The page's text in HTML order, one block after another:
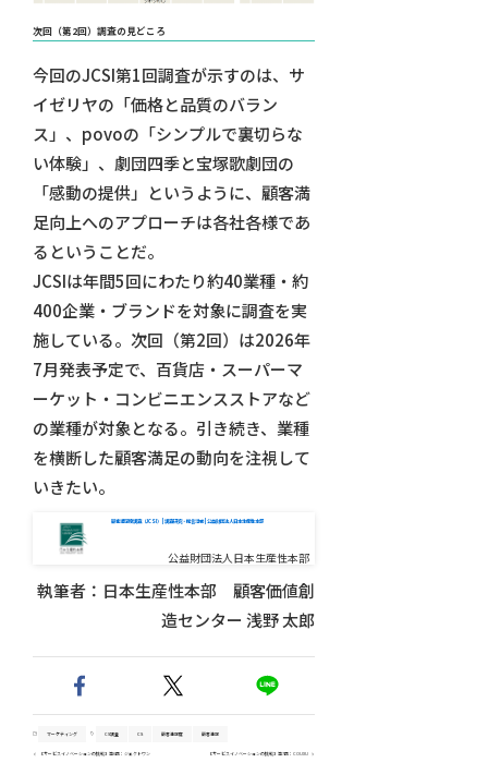
次回（第2回）調査の見どころ
今回のJCSI第1回調査が示すのは、サ
イゼリヤの「価格と品質のバラン
ス」、povoの「シンプルで裏切らな
い体験」、劇団四季と宝塚歌劇団の
「感動の提供」というように、顧客満
足向上へのアプローチは各社各様であ
るということだ。
JCSIは年間5回にわたり約40業種・約
400企業・ブランドを対象に調査を実
施している。次回（第2回）は2026年
7月発表予定で、百貨店・スーパーマ
ーケット・コンビニエンスストアなど
の業種が対象となる。引き続き、業種
を横断した顧客満足の動向を注視して
いきたい。
顧客満足度調査（JCSI） | 調査研究・提言活動 | 公益財団法人日本生産性本部
公益財団法人日本生産性本部
執筆者：日本生産性本部 顧客価値創
造センター 浅野 太郎
マーケティング CS調査 CS 顧客満足度 顧客満足
【サービスイノベーションの挑戦】第6回：ジェクトワン 【サービスイノベーションの挑戦】第7回：COUXU